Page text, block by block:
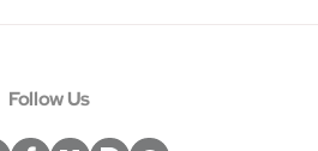
누스, 히어로 UI 활용-18강: 사례로 배우는
도입 효과 극대화 전략과 방법론-20강: 아
Follow Us